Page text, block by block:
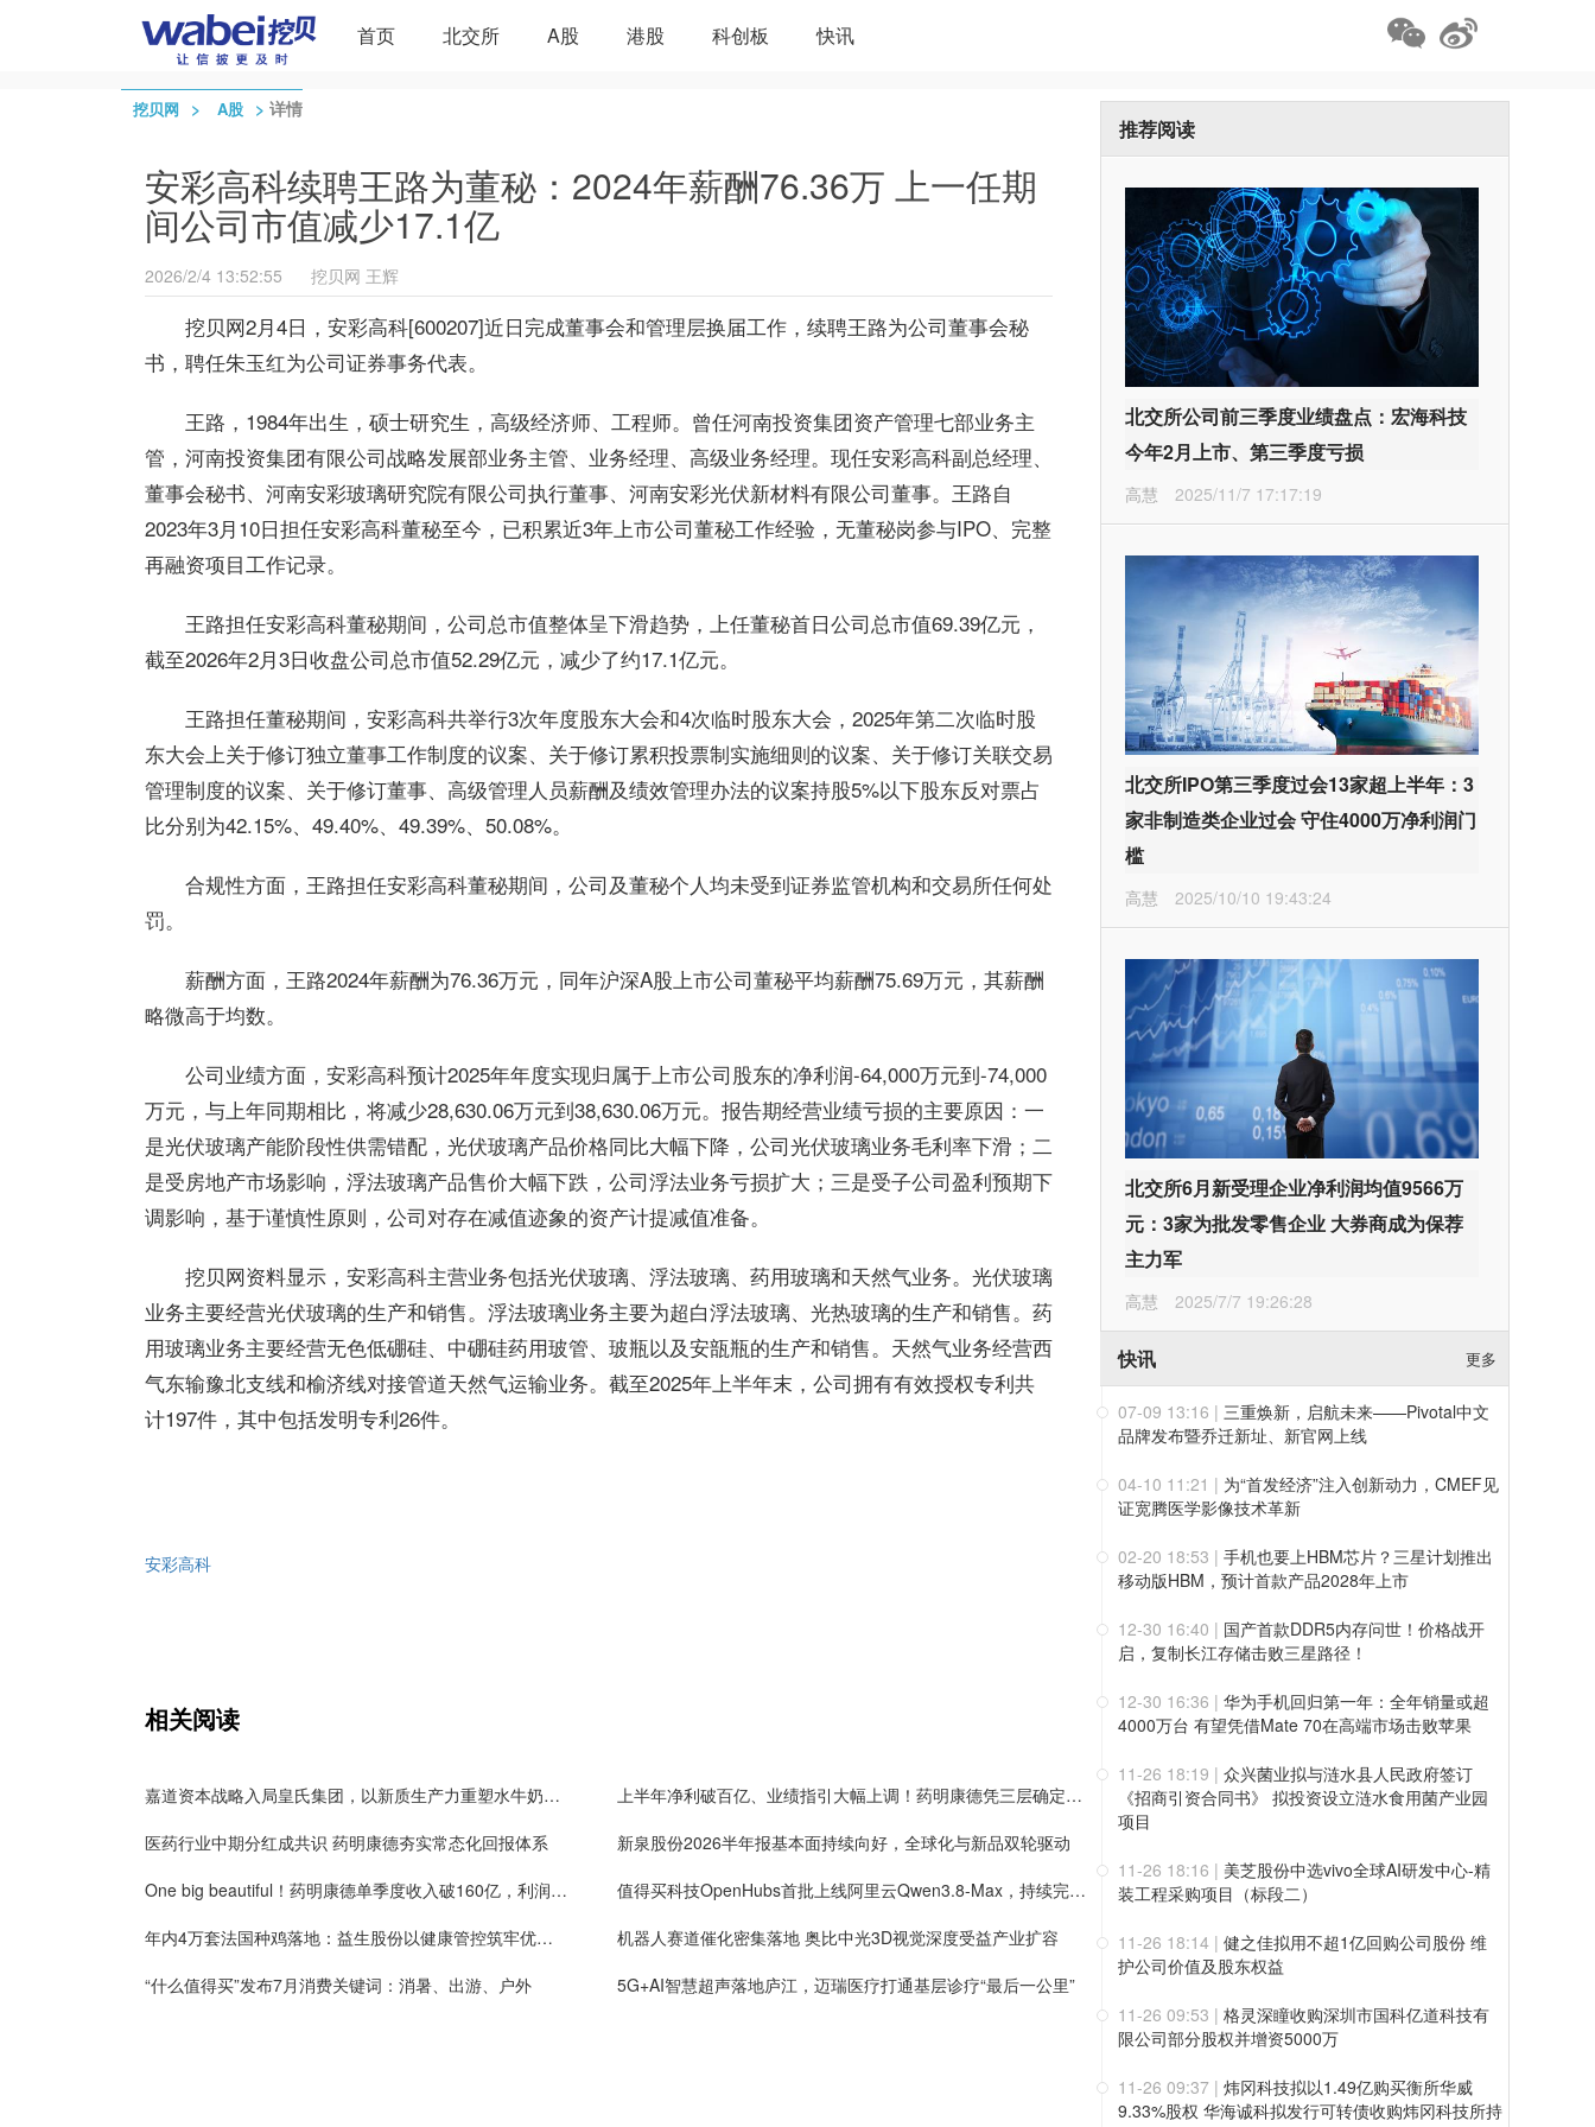
首页 北交所 A股 港股 科创板 快讯
挖贝网 > A股 > 详情
安彩高科续聘王路为董秘：2024年薪酬76.36万 上一任期
间公司市值减少17.1亿
2026/2/4 13:52:55 挖贝网 王辉
挖贝网2月4日，安彩高科[600207]近日完成董事会和管理层换届工作，续聘王路为公司董事会秘
书，聘任朱玉红为公司证券事务代表。
王路，1984年出生，硕士研究生，高级经济师、工程师。曾任河南投资集团资产管理七部业务主
管，河南投资集团有限公司战略发展部业务主管、业务经理、高级业务经理。现任安彩高科副总经理、
董事会秘书、河南安彩玻璃研究院有限公司执行董事、河南安彩光伏新材料有限公司董事。王路自
2023年3月10日担任安彩高科董秘至今，已积累近3年上市公司董秘工作经验，无董秘岗参与IPO、完整
再融资项目工作记录。
王路担任安彩高科董秘期间，公司总市值整体呈下滑趋势，上任董秘首日公司总市值69.39亿元，
截至2026年2月3日收盘公司总市值52.29亿元，减少了约17.1亿元。
王路担任董秘期间，安彩高科共举行3次年度股东大会和4次临时股东大会，2025年第二次临时股
东大会上关于修订独立董事工作制度的议案、关于修订累积投票制实施细则的议案、关于修订关联交易
管理制度的议案、关于修订董事、高级管理人员薪酬及绩效管理办法的议案持股5%以下股东反对票占
比分别为42.15%、49.40%、49.39%、50.08%。
合规性方面，王路担任安彩高科董秘期间，公司及董秘个人均未受到证券监管机构和交易所任何处
罚。
薪酬方面，王路2024年薪酬为76.36万元，同年沪深A股上市公司董秘平均薪酬75.69万元，其薪酬
略微高于均数。
公司业绩方面，安彩高科预计2025年年度实现归属于上市公司股东的净利润-64,000万元到-74,000
万元，与上年同期相比，将减少28,630.06万元到38,630.06万元。报告期经营业绩亏损的主要原因：一
是光伏玻璃产能阶段性供需错配，光伏玻璃产品价格同比大幅下降，公司光伏玻璃业务毛利率下滑；二
是受房地产市场影响，浮法玻璃产品售价大幅下跌，公司浮法业务亏损扩大；三是受子公司盈利预期下
调影响，基于谨慎性原则，公司对存在减值迹象的资产计提减值准备。
挖贝网资料显示，安彩高科主营业务包括光伏玻璃、浮法玻璃、药用玻璃和天然气业务。光伏玻璃
业务主要经营光伏玻璃的生产和销售。浮法玻璃业务主要为超白浮法玻璃、光热玻璃的生产和销售。药
用玻璃业务主要经营无色低硼硅、中硼硅药用玻管、玻瓶以及安瓿瓶的生产和销售。天然气业务经营西
气东输豫北支线和榆济线对接管道天然气运输业务。截至2025年上半年末，公司拥有有效授权专利共
计197件，其中包括发明专利26件。
安彩高科
相关阅读
嘉道资本战略入局皇氏集团，以新质生产力重塑水牛奶产业价值
上半年净利破百亿、业绩指引大幅上调！药明康德凭三层确定性接住K型分化红利
医药行业中期分红成共识 药明康德夯实常态化回报体系
新泉股份2026半年报基本面持续向好，全球化与新品双轮驱动
One big beautiful！药明康德单季度收入破160亿，利润率首超40%
值得买科技OpenHubs首批上线阿里云Qwen3.8-Max，持续完善企业多模型服务
年内4万套法国种鸡落地：益生股份以健康管控筑牢优质种源竞争壁垒
机器人赛道催化密集落地 奥比中光3D视觉深度受益产业扩容
“什么值得买”发布7月消费关键词：消暑、出游、户外
5G+AI智慧超声落地庐江，迈瑞医疗打通基层诊疗“最后一公里”
推荐阅读
北交所公司前三季度业绩盘点：宏海科技
今年2月上市、第三季度亏损
高慧 2025/11/7 17:17:19
北交所IPO第三季度过会13家超上半年：3
家非制造类企业过会 守住4000万净利润门
槛
高慧 2025/10/10 19:43:24
北交所6月新受理企业净利润均值9566万
元：3家为批发零售企业 大券商成为保荐
主力军
高慧 2025/7/7 19:26:28
快讯 更多
07-09 13:16 | 三重焕新，启航未来——Pivotal中文
品牌发布暨乔迁新址、新官网上线
04-10 11:21 | 为“首发经济”注入创新动力，CMEF见
证宽腾医学影像技术革新
02-20 18:53 | 手机也要上HBM芯片？三星计划推出
移动版HBM，预计首款产品2028年上市
12-30 16:40 | 国产首款DDR5内存问世！价格战开
启，复制长江存储击败三星路径！
12-30 16:36 | 华为手机回归第一年：全年销量或超
4000万台 有望凭借Mate 70在高端市场击败苹果
11-26 18:19 | 众兴菌业拟与涟水县人民政府签订
《招商引资合同书》 拟投资设立涟水食用菌产业园
项目
11-26 18:16 | 美芝股份中选vivo全球AI研发中心-精
装工程采购项目（标段二）
11-26 18:14 | 健之佳拟用不超1亿回购公司股份 维
护公司价值及股东权益
11-26 09:53 | 格灵深瞳收购深圳市国科亿道科技有
限公司部分股权并增资5000万
11-26 09:37 | 炜冈科技拟以1.49亿购买衡所华威
9.33%股权 华海诚科拟发行可转债收购炜冈科技所持